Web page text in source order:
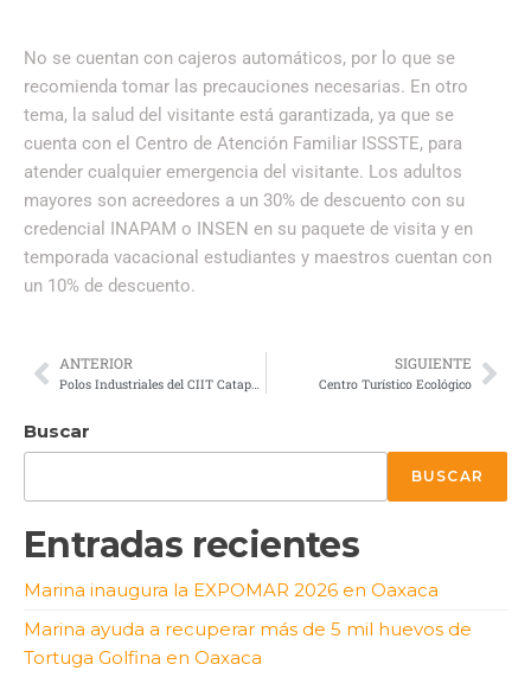
No se cuentan con cajeros automáticos, por lo que se
recomienda tomar las precauciones necesarias. En otro
tema, la salud del visitante está garantizada, ya que se
cuenta con el Centro de Atención Familiar ISSSTE, para
atender cualquier emergencia del visitante. Los adultos
mayores son acreedores a un 30% de descuento con su
credencial INAPAM o INSEN en su paquete de visita y en
temporada vacacional estudiantes y maestros cuentan con
un 10% de descuento.
ANTERIOR
Polos Industriales del CIIT Catapultarán la Marina Mercante
SIGUIENTE
Centro Turístico Ecológico
Buscar
BUSCAR
Entradas recientes
Marina inaugura la EXPOMAR 2026 en Oaxaca
Marina ayuda a recuperar más de 5 mil huevos de
Tortuga Golfina en Oaxaca